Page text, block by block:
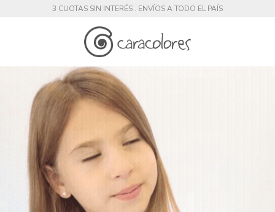
3 CUOTAS SIN INTERÉS . ENVÍOS A TODO EL PAÍS